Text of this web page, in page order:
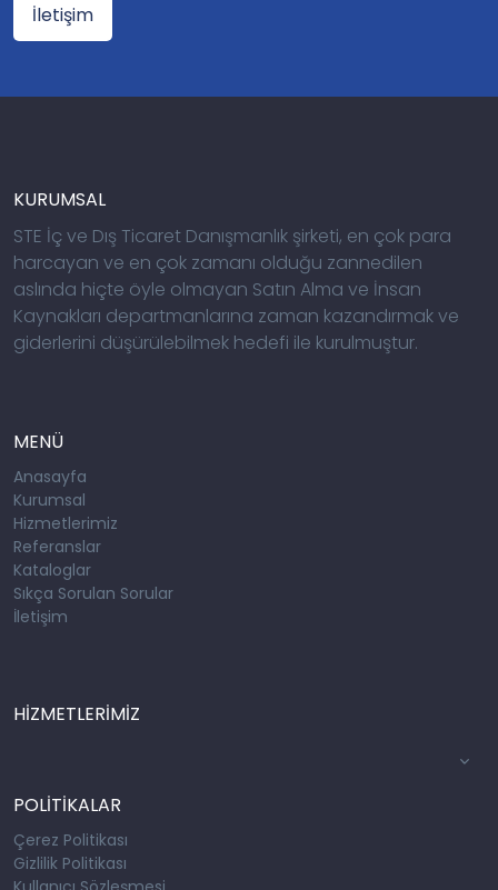
İletişim
KURUMSAL
STE İç ve Dış Ticaret Danışmanlık şirketi, en çok para
harcayan ve en çok zamanı olduğu zannedilen
aslında hiçte öyle olmayan Satın Alma ve İnsan
Kaynakları departmanlarına zaman kazandırmak ve
giderlerini düşürülebilmek hedefi ile kurulmuştur.
MENÜ
Anasayfa
Kurumsal
Hizmetlerimiz
Referanslar
Kataloglar
Sıkça Sorulan Sorular
İletişim
HİZMETLERİMİZ
POLİTİKALAR
Çerez Politikası
Gizlilik Politikası